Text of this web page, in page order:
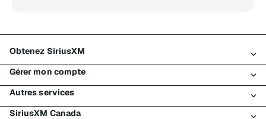
Obtenez SiriusXM
Tous les forfaits
Mon essai SiriusXM
Mon abonnement
Gérer mon compte
Connexion
Enregistrement
Autres services
SiriusXM Canada